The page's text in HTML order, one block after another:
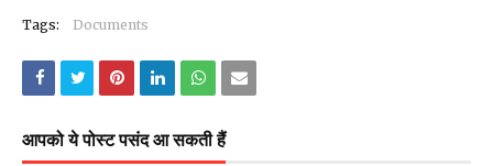
Tags: Documents
आपको ये पोस्ट पसंद आ सकती हैं